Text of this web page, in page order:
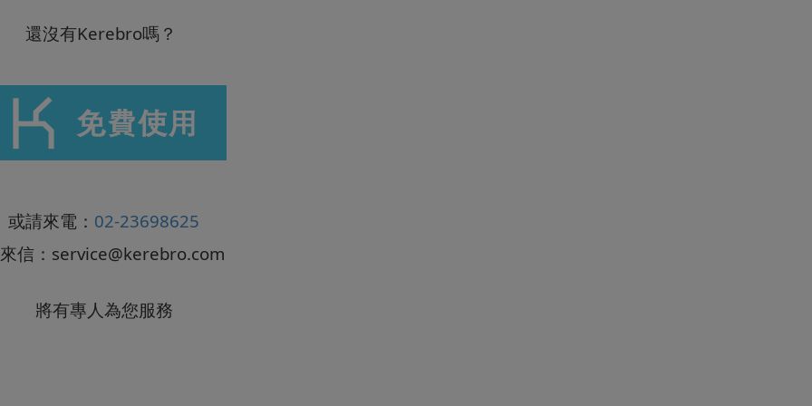
還沒有Kerebro嗎？
或請來電： 02-23698625
信： service@kerebro.com
將有專人為您服務